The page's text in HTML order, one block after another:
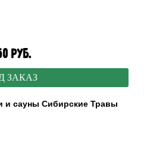
руб.
ЗАКАЗ
и сауны Сибирские Травы